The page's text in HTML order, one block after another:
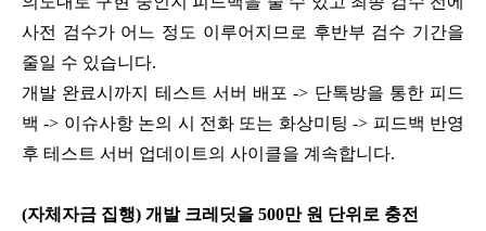
사전 검수가 어느 정도 이루어지므로 후반부 검수 기간을
줄일 수 있습니다.
개발 완료시까지 테스트 서버 배포 -> 단톡방을 통한 피드
백 -> 이슈사항 논의 시 전화 또는 화상미팅 -> 피드백 반영
후 테스트 서버 업데이트의 사이클을 계속합니다.
(자체자금 집행) 개발 크레딧을 500만 원 단위로 충전